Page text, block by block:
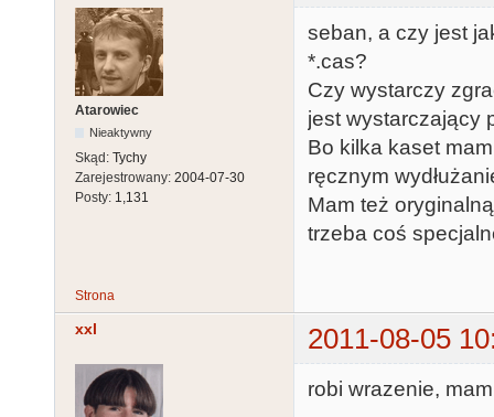
Atarowiec
Nieaktywny
Skąd: Tychy
Zarejestrowany: 2004-07-30
Posty: 1,131
seban, a czy jest
*.cas?
Czy wystarczy
jest wystarczający
Bo kilka kaset
ręcznym
Mam też
trzeba coś
Strona
xxl 2011-08-05
robi wrazenie,